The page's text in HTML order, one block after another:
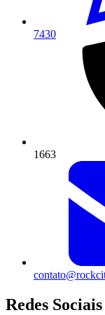
7430
1663
Redes Sociais